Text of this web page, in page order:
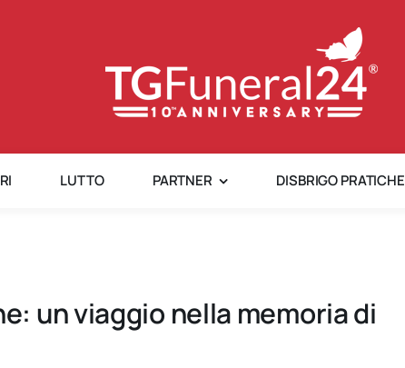
LUTTO PARTNER DISBRIGO PRATICHE
un viaggio nella memoria di